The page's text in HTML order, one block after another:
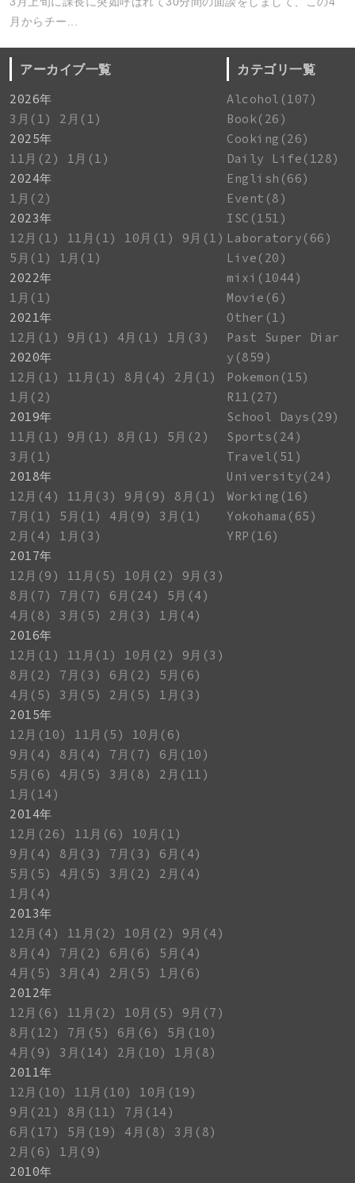
月からチー...
アーカイブ一覧
2026年
3月(1)
2月(1)
2025年
11月(2)
1月(1)
2024年
1月(2)
2023年
12月(1)
11月(1) 10月(1)
9月(1)
5月(1)
1月(1)
2022年
1月(1)
2021年
12月(1)
9月(1) 4月(1)
1月(3)
2020年
12月(1)
11月(1) 8月(4)
2月(1)
1月(2)
2019年
11月(1)
9月(1) 8月(1)
5月(2)
3月(1)
2018年
12月(4)
11月(3) 9月(9)
8月(1)
7月(1)
5月(1) 4月(9)
3月(1)
2月(4)
1月(3)
2017年
12月(9)
11月(5) 10月(2)
9月(3)
8月(7)
7月(7) 6月(24)
5月(4)
4月(8)
3月(5) 2月(3)
1月(4)
2016年
12月(1)
11月(1) 10月(2)
9月(3)
8月(2)
7月(3) 6月(2)
5月(6)
4月(5)
3月(5) 2月(5)
1月(3)
2015年
12月(10)
11月(5)
10月(6)
9月(4)
8月(4) 7月(7)
6月(10)
5月(6)
4月(5) 3月(8)
2月(11)
1月(14)
2014年
12月(26)
11月(6)
10月(1)
9月(4)
8月(3) 7月(3)
6月(4)
5月(5)
4月(5) 3月(2)
2月(4)
1月(4)
2013年
12月(4)
11月(2) 10月(2)
9月(4)
8月(4)
7月(2) 6月(6)
5月(4)
4月(5)
3月(4) 2月(5)
1月(6)
2012年
12月(6)
11月(2) 10月(5)
9月(7)
8月(12)
7月(5) 6月(6)
5月(10)
4月(9)
3月(14) 2月(10)
1月(8)
2011年
12月(10)
11月(10)
10月(19)
9月(21)
8月(11)
7月(14)
6月(17)
5月(19) 4月(8)
3月(8)
2月(6)
1月(9)
2010年
カテゴリ一覧
Alcohol(107)
Book(26)
Cooking(26)
Daily Life(128)
English(66)
Event(8)
ISC(151)
Laboratory(66)
Live(20)
mixi(1044)
Movie(6)
Other(1)
Past Super Diar
y(859)
Pokemon(15)
R11(27)
School Days(29)
Sports(24)
Travel(51)
University(24)
Working(16)
Yokohama(65)
YRP(16)